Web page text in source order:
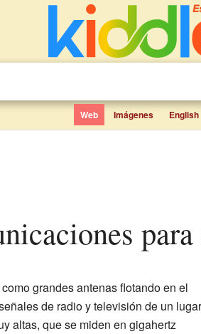
Web Imágenes English
grandes antenas flotando en el
de radio y televisión de un lugar
altas, que se miden en gigahertz